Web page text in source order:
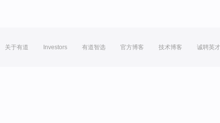
关于有道 Investors 有道智选 官方博客 技术博客 诚聘英才